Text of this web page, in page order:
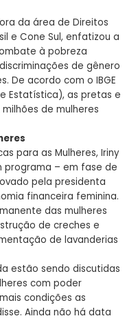
da área de Direitos
e Cone Sul, enfatizou a
à pobreza
de gênero
De acordo com o IBGE
Estatística), as pretas e
de mulheres
para as Mulheres, Iriny
programa – em fase de
pela presidenta
financeira feminina.
das mulheres
de creches e
de lavanderias
estão sendo discutidas
com poder
condições as
Ainda não há data